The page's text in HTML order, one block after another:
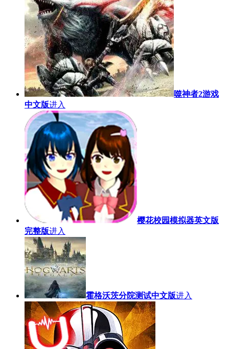
噬神者2游戏
中文版进入
樱花校园模拟器英文版
完整版进入
霍格沃茨分院测试中文版进入